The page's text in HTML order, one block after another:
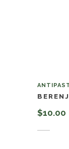
$10.00